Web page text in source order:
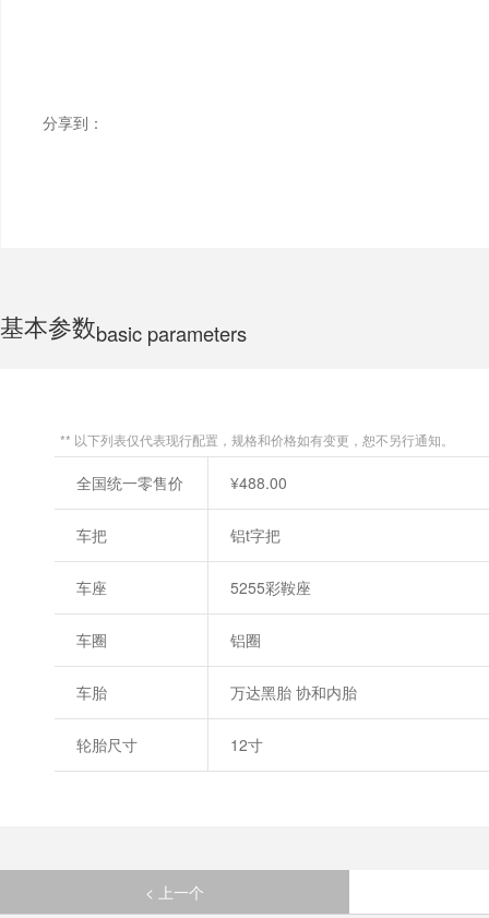
分享到：
基本参数basic parameters
** 以下列表仅代表现行配置，规格和价格如有变更，恕不另行通知。
全国统一零售价 ¥488.00
车把 铝t字把
车座 5255彩鞍座
车圈 铝圈
车胎 万达黑胎 协和内胎
轮胎尺寸 12寸
< 上一个